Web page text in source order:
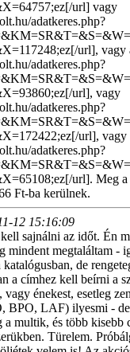
url] vagy
adatkeres.php?
url], vagy
adatkeres.php?
url], vagy
adatkeres.php?
url], vagy
adatkeres.php?
url]. Meg a
Ft-ba kerülnek.
12 15:16:09
sajnálni az időt. Én
mindent megtaláltam -
katalógusban, de
a címhez kell beírni a
vagy énekest, esetleg
BPO, LAF) ilyesmi -
multik, és több kisebb
Türelem.